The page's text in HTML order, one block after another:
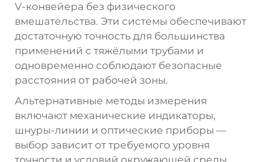
V-конвейера без физического
вмешательства. Эти системы обеспечивают
достаточную точность для большинства
применений с тяжёлыми трубами и
одновременно соблюдают безопасные
расстояния от рабочей зоны.
Альтернативные методы измерения
включают механические индикаторы,
шнуры-линии и оптические приборы —
выбор зависит от требуемого уровня